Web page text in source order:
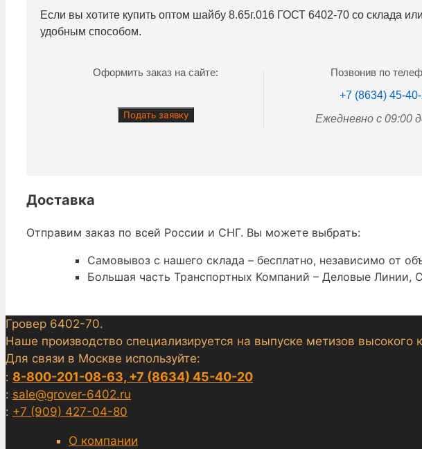
Если вы хотите купить оптом шайбу 8.65г.016 ГОСТ 6402-70 со склада
удобным способом.
Оформить заказ на сайте:
Подать заявку
Позвонив по
+7 (8634) 45-
Ежедневно с 09:00
Доставка
Отправим заказ по всей России и СНГ. Вы можете выбрать:
Самовывоз с нашего склада – бесплатно, независимо от
Большая часть Транспортных Компаний – Деловые
Гровер 6402-70.
Наше производство специализируется на выпуске метизов высокого
Для связи в Москве используйте:
: 8-800-201-08-63, +7 (8634) 45-40-20
: sale@grover-6402.ru
: +7 (909) 427-04-80
О компании